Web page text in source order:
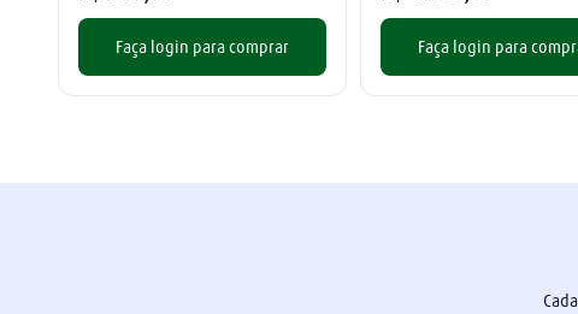
Faça login para comprar Faça login para